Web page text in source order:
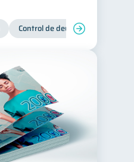
Control de deudas